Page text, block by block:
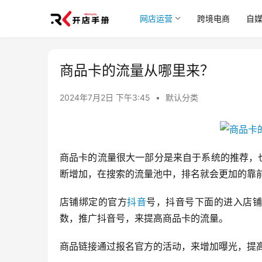
网店运营 跨境电商 自
商品卡的流量从哪里来？
2024年7月2日 下午3:45 • 默认分类
商品卡的流量很大一部分是来自于系统的推荐
断增加，在搜索的流量池中，排名就会更加的靠
店铺绑定的官方抖音号，抖音号下面的进入店
数，推广抖音号，来提高商品卡的流量。
商品链接通过报名官方的活动，来增加曝光，提